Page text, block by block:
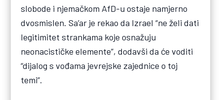
slobode i njemačkom AfD-u ostaje namjerno
dvosmislen. Sa’ar je rekao da Izrael “ne želi dati
legitimitet strankama koje osnažuju
neonacističke elemente”, dodavši da će voditi
“dijalog s vođama jevrejske zajednice o toj
temi”.